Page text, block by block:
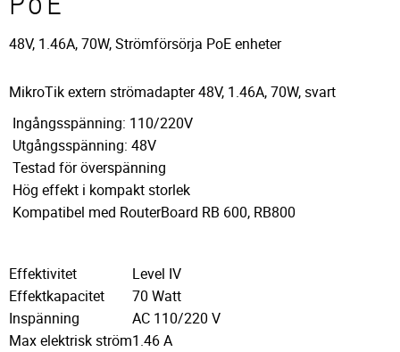
48V, 1.46A, 70W, Strömförsörja PoE enheter
MikroTik extern strömadapter 48V, 1.46A, 70W, svart
Ingångsspänning: 110/220V
Utgångsspänning: 48V
Testad för överspänning
Hög effekt i kompakt storlek
Kompatibel med RouterBoard RB 600, RB800
Effektivitet
Level IV
Effektkapacitet
70 Watt
Inspänning
AC 110/220 V
Max elektrisk ström1.46 A